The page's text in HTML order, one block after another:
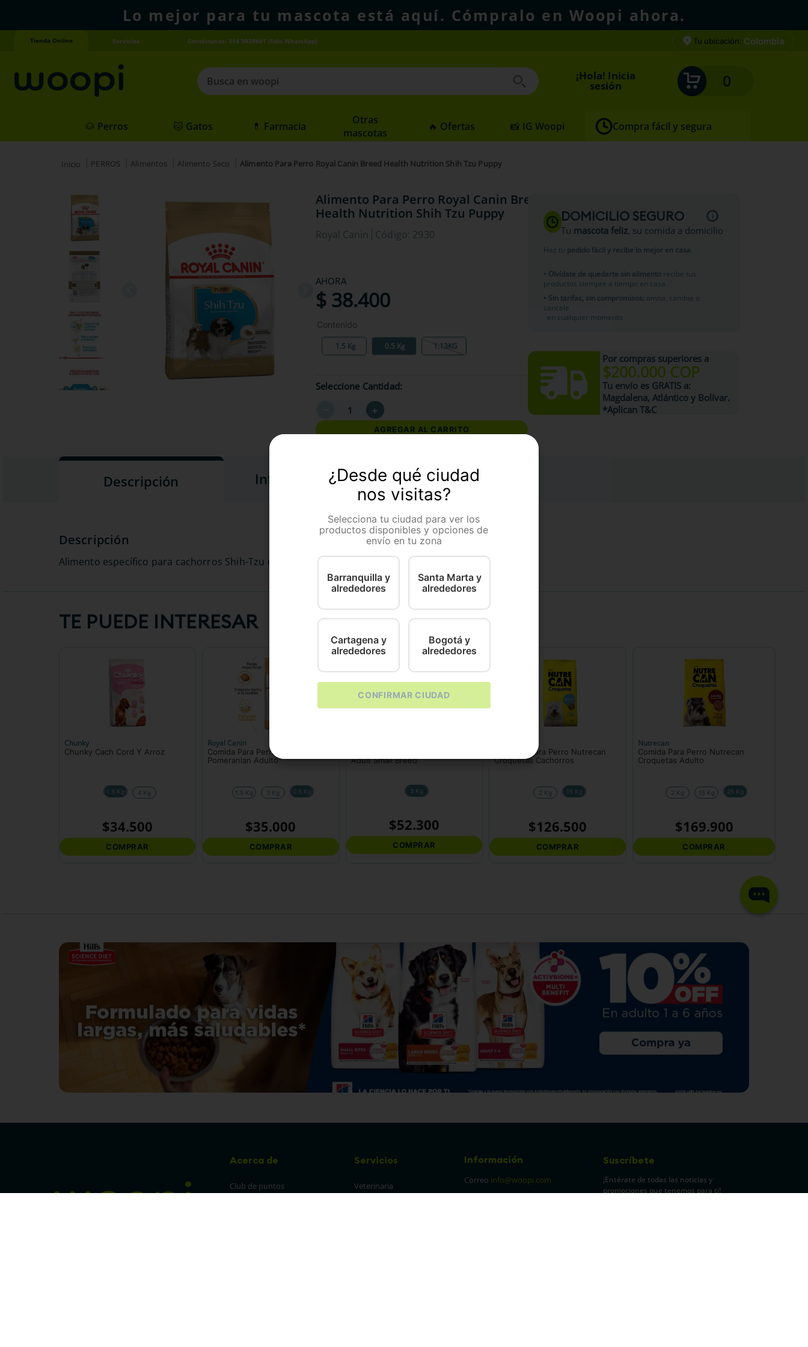
Lo mejor para tu mascota está aquí. Cómpralo en Woopi ahora.
Tienda Online Servicios Contáctanos: 314 5929641 (Solo WhatsApp) Tu ubicación: Colombia
Busca en woopi
1
agility gold
¡Hola! Inicia
sesión 0
🐶 Perros 🐱 Gatos 💊 Farmacia
Otras
mascotas
🔥 Ofertas 📸 IG Woopi Compra fácil y segura
PERROS Alimentos Alimento Seco Alimento Para Perro Royal Canin Breed Health Nutrition Shih Tzu Puppy
Alimento Para Perro Royal Canin Breed
Health Nutrition Shih Tzu Puppy
Royal Canin Código: 2930
AHORA
$ 38.400
Contenido
1.5 Kg 0.5 Kg 1.13KG
Seleccione Cantidad
＋
AGREGAR AL CARRITO
DOMICILIO SEGURO
Tu mascota feliz, su comida a domicilio
Haz tu pedido fácil y recibe lo mejor en casa
• Olvídate de quedarte sin alimentorecibe tus
productos siempre a tiempo en casa
• Sin tarifas, sin compromisos: omita, cambie o
cancele
en cualquier momento
Por compras superiores a
$200.000 COP
Tu envío es GRATISa:
Magdalena, Atlántico y Bolívar.
*Aplican T&C
Descripción Información Adicional
Alimento específico para cachorros Shih-Tzu de 2 meses a 10 meses de edad
TE PUEDE INTERESAR
Chunky
Chunky Cach Cord Y Arroz
1.5 Kg 4 Kg
$34.500
COMPRAR
Royal Canin
Comida Para Perro Royal Canin
Pomeranian Adulto
1.5 Kg 3 Kg 0.5 Kg
$35.000
COMPRAR
Adult Small Breed
3 Kg
$52.300
COMPRAR
Alimento Para Perro Nutrecan
Croquetas Cachorros
2 Kg 15 Kg
$126.500
COMPRAR
Nutrecan
Comida Para Perro Nutrecan
Croquetas Adulto
2 Kg 15 Kg 25 Kg
$169.900
COMPRAR
Acerca de
Club de puntos
Servicios
Veterinaria
Información
Correo info@woopi.com
Suscríbete
¡Entérate de todas las noticias y
promociones que tenemos para ti!
¿Desde qué ciudad
nos visitas?
Selecciona tu ciudad para ver los
productos disponibles y opciones de
envío en tu zona
Barranquilla y
alrededores
Santa Marta y
alrededores
Cartagena y
alrededores
Bogotá y
alrededores
CONFIRMAR CIUDAD